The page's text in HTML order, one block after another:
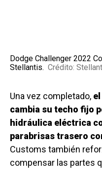
Dodge Challenger 2022
Stellantis. Crédito:
Una vez completado,
cambia su techo fijo
hidráulica eléctrica
parabrisas trasero
Customs también
compensar las partes